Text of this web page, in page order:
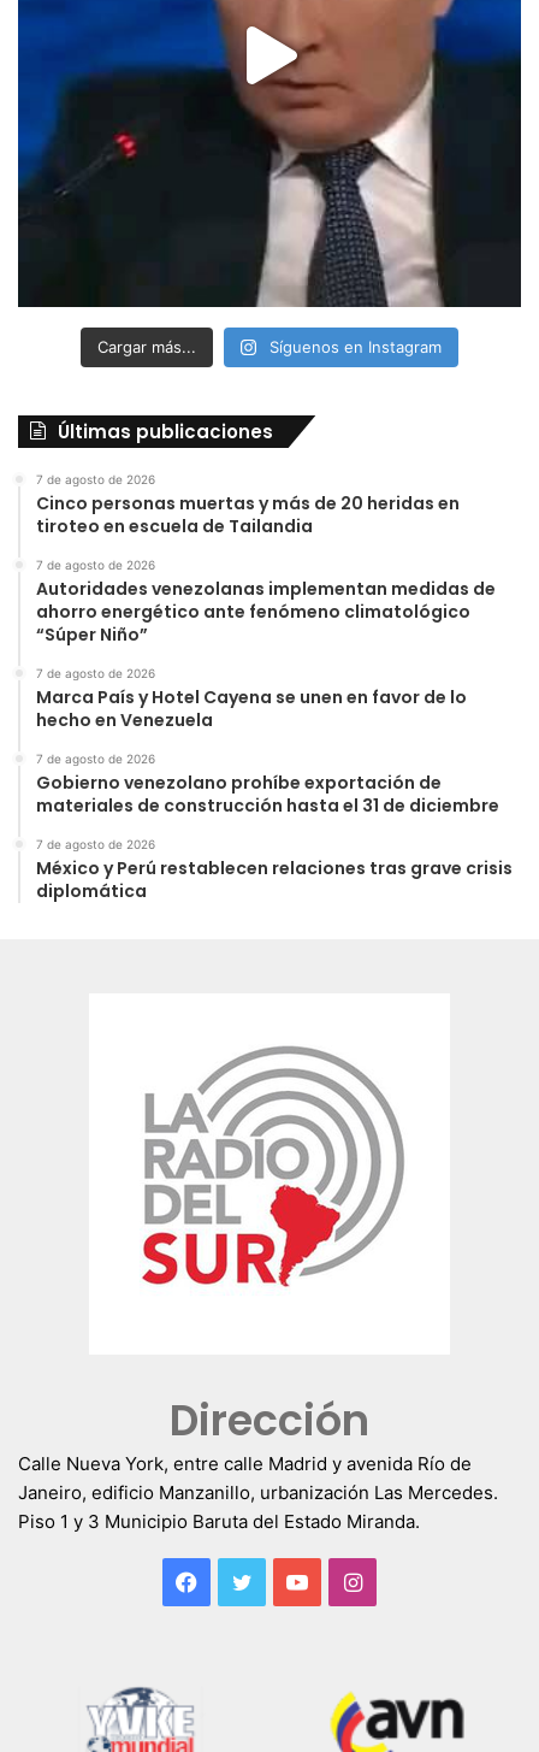
Cargar más... Síguenos en Instagram
Últimas publicaciones
7 de agosto de 2026
Cinco personas muertas y más de 20 heridas en
tiroteo en escuela de Tailandia
7 de agosto de 2026
Autoridades venezolanas implementan medidas de
ahorro energético ante fenómeno climatológico
“Súper Niño”
7 de agosto de 2026
Marca País y Hotel Cayena se unen en favor de lo
hecho en Venezuela
7 de agosto de 2026
Gobierno venezolano prohíbe exportación de
materiales de construcción hasta el 31 de diciembre
7 de agosto de 2026
México y Perú restablecen relaciones tras grave crisis
diplomática
Dirección
Calle Nueva York, entre calle Madrid y avenida Río de
Janeiro, edificio Manzanillo, urbanización Las Mercedes.
Piso 1 y 3 Municipio Baruta del Estado Miranda.
Facebook
TwitterYouTubeInstagram